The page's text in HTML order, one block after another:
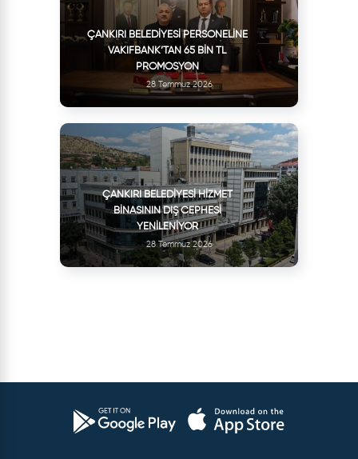
ÇANKIRI BELEDIYESI PERSONELINE
VAKIFBANK’TAN 65 BIN TL
PROMOSYON
28 Temmuz 2026
ÇANKIRI BELEDIYESI HIZMET
BINASININ DIŞ CEPHESI
YENILENIYOR
28 Temmuz 2026